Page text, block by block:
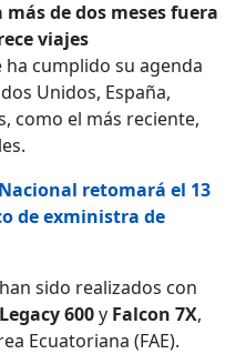
de dos meses fuera
viajes
ha cumplido su agenda
Unidos, España,
como el más reciente,
retomará el 13
de exministra de
sido realizados con
Legacy 600y Falcon 7X,
Ecuatoriana (FAE).